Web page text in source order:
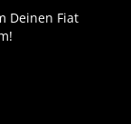
Deinen Fiat